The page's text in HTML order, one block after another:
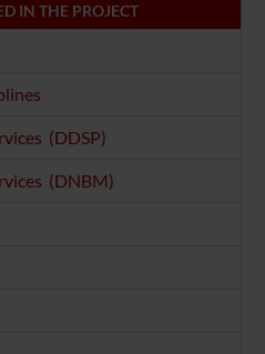
IN THE PROJECT
(DDSP)
(DNBM)